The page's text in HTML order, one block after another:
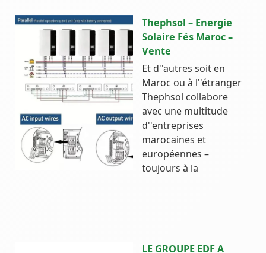
Thephsol – Energie
Solaire Fés Maroc –
Vente
Et d''autres soit en
Maroc ou à l''étranger
Thephsol collabore
avec une multitude
d''entreprises
marocaines et
européennes –
toujours à la
LE GROUPE EDF A